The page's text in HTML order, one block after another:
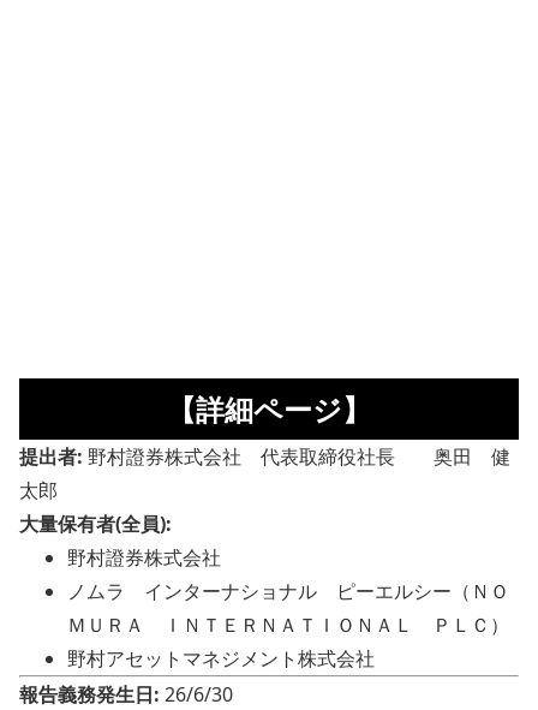
【詳細ページ】
提出者: 野村證券株式会社 代表取締役社長 奥田 健
太郎
大量保有者(全員):
野村證券株式会社
ノムラ インターナショナル ピーエルシー（ＮＯ
ＭＵＲＡ ＩＮＴＥＲＮＡＴＩＯＮＡＬ ＰＬＣ）
野村アセットマネジメント株式会社
報告義務発生日: 26/6/30